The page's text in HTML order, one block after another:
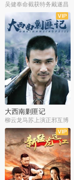
吴健奉命截获特务戴遂昌
大西南剿匪记
柳云龙马苏上演正邪互博
全36集